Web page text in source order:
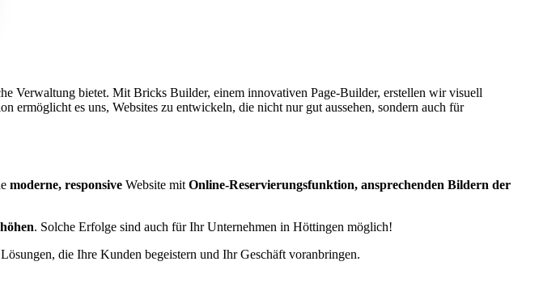
Verwaltung bietet. Mit Bricks Builder, einem innovativen Page-Builder, erstellen wir visuell
ermöglicht es uns, Websites zu entwickeln, die nicht nur gut aussehen, sondern auch für
moderne, responsive Website mit Online-Reservierungsfunktion, ansprechenden Bildern der
. Solche Erfolge sind auch für Ihr Unternehmen in Höttingen möglich!
die Ihre Kunden begeistern und Ihr Geschäft voranbringen.